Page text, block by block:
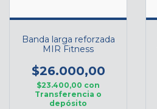
Banda larga reforzada
MIR Fitness
$26.000,00
$23.400,00 con
Transferencia o
depósito